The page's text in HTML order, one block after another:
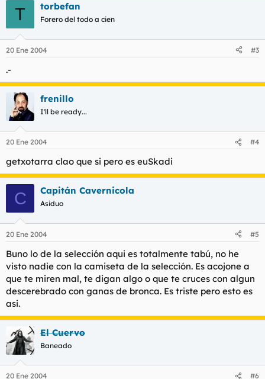
T torbefan
Forero del todo a cien
20 Ene 2004 #3
.-
frenillo
I'll be ready...
20 Ene 2004 #4
getxotarra clao que si pero es euSkadi
C Capitán Cavernicola
Asiduo
20 Ene 2004 #5
Buno lo de la selección aqui es totalmente tabú, no he
visto nadie con la camiseta de la selección. Es acojone a
que te miren mal, te digan algo o que te cruces con algun
descerebrado con ganas de bronca. Es triste pero esto es
asi.
El Cuervo
Baneado
20 Ene 2004 #6